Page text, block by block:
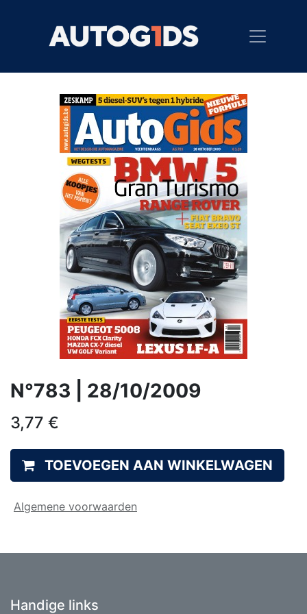
N°783 | 28/10/2009
3,77 €
TOEVOEGEN AAN WINKELWAGEN
Algemene voorwaarden
Handige links